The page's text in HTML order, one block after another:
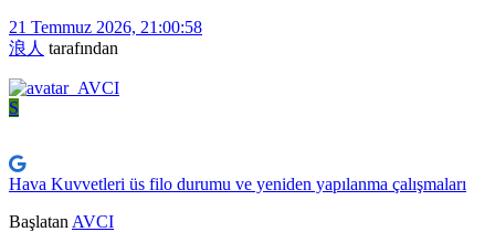
21 Temmuz 2026, 21:00:58
浪人 tarafından
S
Hava Kuvvetleri üs filo durumu ve yeniden yapılanma çalışmaları
Başlatan AVCI